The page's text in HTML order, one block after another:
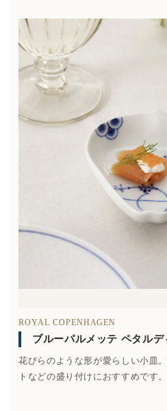
ROYAL COPENHAGEN
ブルーパルメッテ ペタルデ
花びらのような形が愛らしい小皿
トなどの盛り付けにおすすめです。